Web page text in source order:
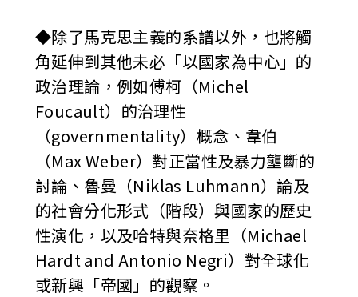
◆除了馬克思主義的系譜以外，也將觸
角延伸到其他未必「以國家為中心」的
政治理論，例如傅柯（Michel
Foucault）的治理性
（governmentality）概念、韋伯
（Max Weber）對正當性及暴力壟斷的
討論、魯曼（Niklas Luhmann）論及
的社會分化形式（階段）與國家的歷史
性演化，以及哈特與奈格里（Michael
Hardt and Antonio Negri）對全球化
或新興「帝國」的觀察。